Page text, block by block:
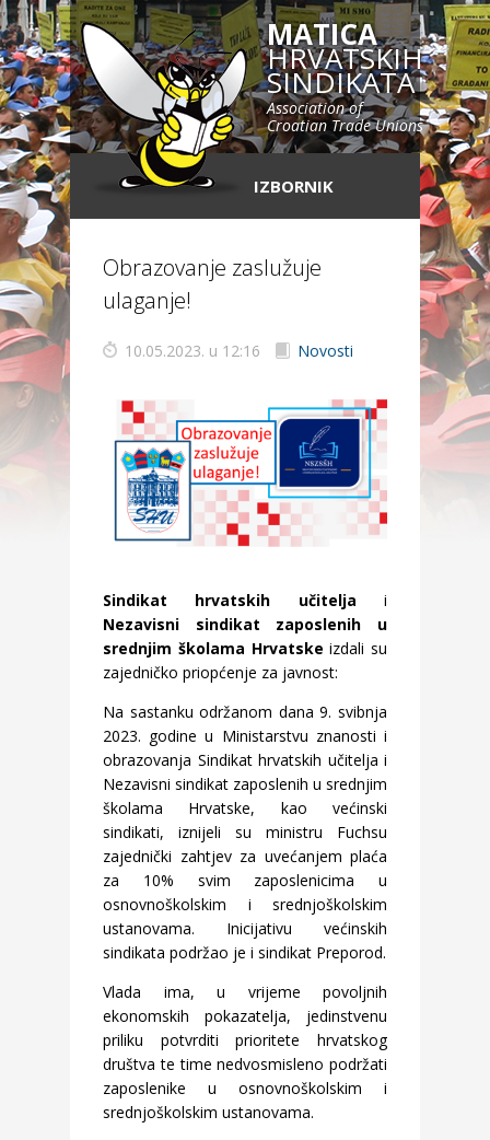
MATICA
HRVATSKIH
SINDIKATA
Association of
Croatian Trade Unions
IZBORNIK
Obrazovanje zaslužuje
ulaganje!
10.05.2023. u 12:16 Novosti
Sindikat hrvatskih učitelja i
Nezavisni sindikat zaposlenih u
srednjim školama Hrvatske izdali su
zajedničko priopćenje za javnost:
Na sastanku održanom dana 9. svibnja
2023. godine u Ministarstvu znanosti i
obrazovanja Sindikat hrvatskih učitelja i
Nezavisni sindikat zaposlenih u srednjim
školama Hrvatske, kao većinski
sindikati, iznijeli su ministru Fuchsu
zajednički zahtjev za uvećanjem plaća
za 10% svim zaposlenicima u
osnovnoškolskim i srednjoškolskim
ustanovama. Inicijativu većinskih
sindikata podržao je i sindikat Preporod.
Vlada ima, u vrijeme povoljnih
ekonomskih pokazatelja, jedinstvenu
priliku potvrditi prioritete hrvatskog
društva te time nedvosmisleno podržati
zaposlenike u osnovnoškolskim i
srednjoškolskim ustanovama.